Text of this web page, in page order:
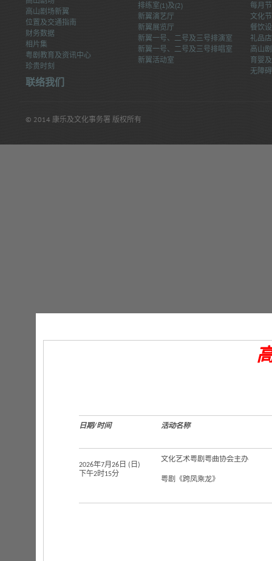
高山剧场新翼
位置及交通指南
财务数据
相片集
粤剧教育及资讯中心
珍贵时刻
联络我们
排练室(1)及(2)
新翼演艺厅
新翼展览厅
新翼一号、二号及三号排演室
新翼一号、二号及三号排唱室
新翼活动室
每月
文化
餐饮
礼品店
高山
育婴
无障
© 2014 康乐及文化事务署 版权所有
Text
Size:
Default
Size
(
)Text
Size:
Larger
(
)
Text
Size:
Largest
(
)
日期/时间 活动名称
2026年7月26日 (日)
下午2时15分
文化艺术粤剧粤曲协会主办
粤剧《跨凤乘龙》